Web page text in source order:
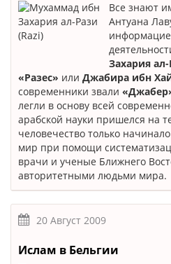
Все знают
Антуана
Захария
«Разес» или Джабира ибн
современники звали
легли в основу всей
арабской науки пришелся на
человечество только
мир при помощи
врачи и ученые Ближнего
авторитетными людьми мира.
20 Август 2009
Ислам в Бельгии